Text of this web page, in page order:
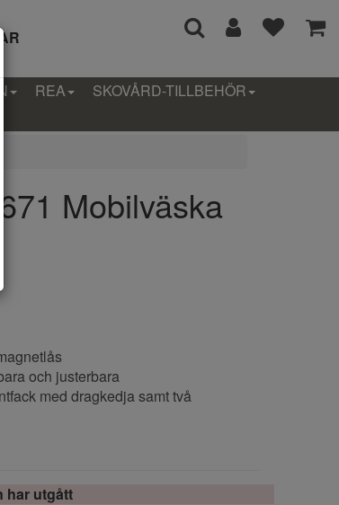
REA
SKOVÅRD-TILLBEHÖR
Mobilväska
och justerbara
med dragkedja samt två
har utgått